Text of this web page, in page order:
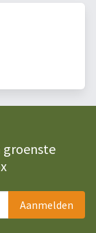
groenste
Aanmelden